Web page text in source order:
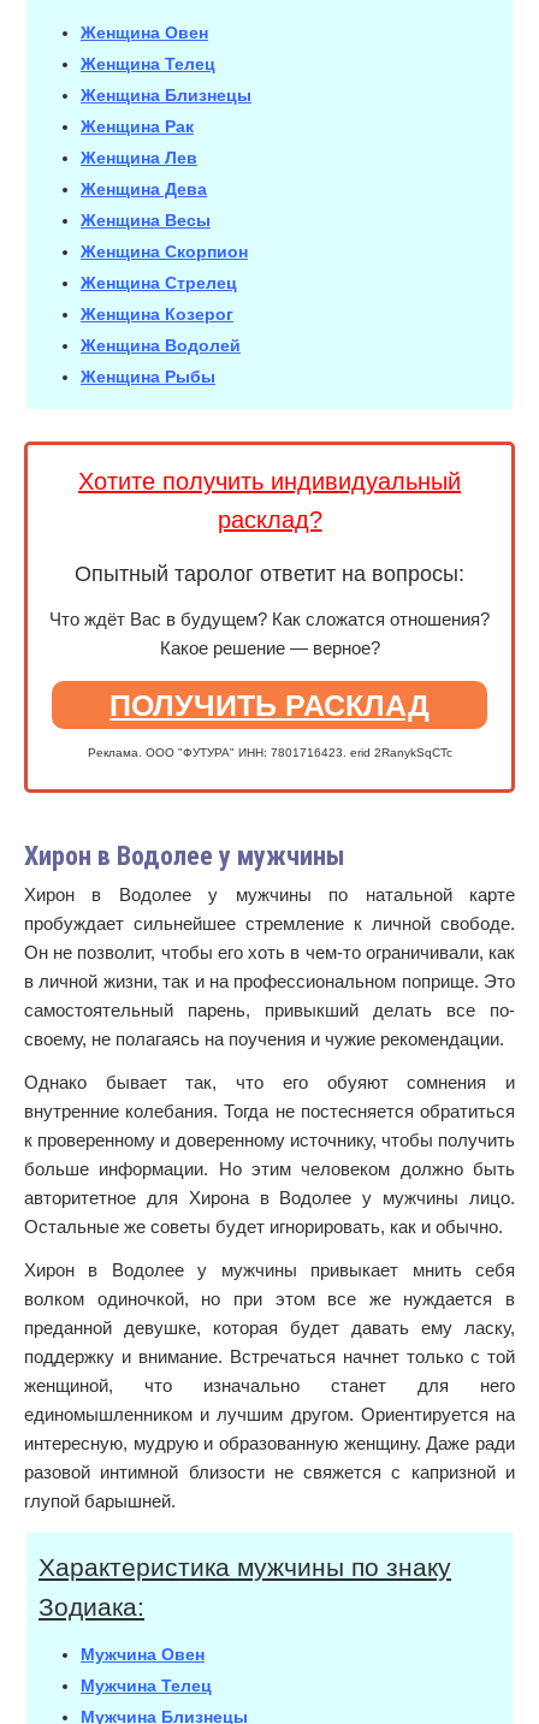
Женщина Овен
Женщина Телец
Женщина Близнецы
Женщина Рак
Женщина Лев
Женщина Дева
Женщина Весы
Женщина Скорпион
Женщина Стрелец
Женщина Козерог
Женщина Водолей
Женщина Рыбы
Хотите получить индивидуальный
расклад?
Опытный таролог ответит на вопросы:
Что ждёт Вас в будущем? Как сложатся отношения?
Какое решение — верное?
ПОЛУЧИТЬ РАСКЛАД
Реклама. ООО "ФУТУРА" ИНН: 7801716423. erid 2RanykSqCTc
Хирон в Водолее у мужчины
Хирон в Водолее у мужчины по натальной карте
пробуждает сильнейшее стремление к личной свободе.
Он не позволит, чтобы его хоть в чем-то ограничивали, как
в личной жизни, так и на профессиональном поприще. Это
самостоятельный парень, привыкший делать все по-
своему, не полагаясь на поучения и чужие рекомендации.
Однако бывает так, что его обуяют сомнения и
внутренние колебания. Тогда не постесняется обратиться
к проверенному и доверенному источнику, чтобы получить
больше информации. Но этим человеком должно быть
авторитетное для Хирона в Водолее у мужчины лицо.
Остальные же советы будет игнорировать, как и обычно.
Хирон в Водолее у мужчины привыкает мнить себя
волком одиночкой, но при этом все же нуждается в
преданной девушке, которая будет давать ему ласку,
поддержку и внимание. Встречаться начнет только с той
женщиной, что изначально станет для него
единомышленником и лучшим другом. Ориентируется на
интересную, мудрую и образованную женщину. Даже ради
разовой интимной близости не свяжется с капризной и
глупой барышней.
Характеристика мужчины по знаку
Зодиака:
Мужчина Овен
Мужчина Телец
Мужчина Близнецы